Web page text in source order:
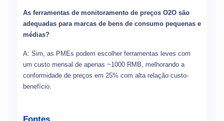
As ferramentas de monitoramento de preços O2O são
adequadas para marcas de bens de consumo pequenas e
médias?
A: Sim, as PMEs podem escolher ferramentas leves com
um custo mensal de apenas ~1000 RMB, melhorando a
conformidade de preços em 25% com alta relação custo-
benefício.